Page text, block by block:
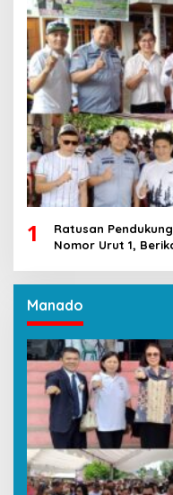
1
Ratusan
Nomor Urut 1,
Manado